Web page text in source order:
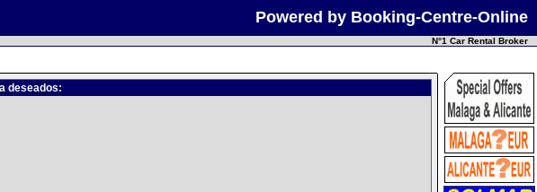
Powered by Booking-Centre-Online
N°1 Car Rental Broker
deseados: